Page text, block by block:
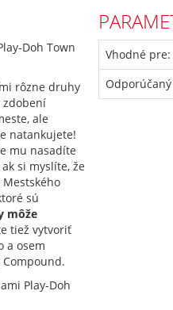
Doh Town
rôzne druhy
zdobení
ale
natankujete!
mu nasadíte
si myslíte, že
sú
môže
tiež vytvoriť
a osem
Play-Doh
Vhodné pre:
Odporúčaný